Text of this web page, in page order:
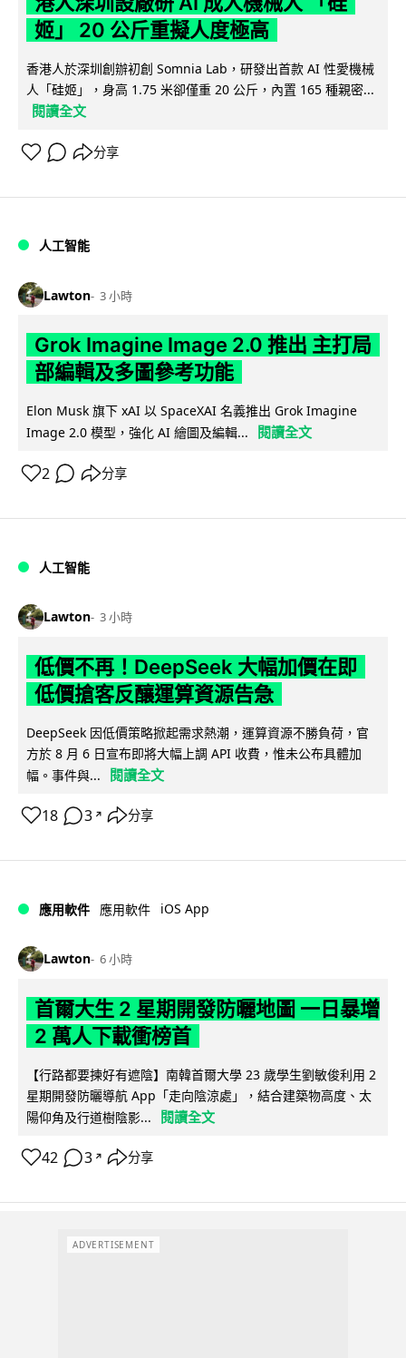
姬」 20 公斤重擬人度極高
香港人於深圳創辦初創 Somnia Lab，研發出首款 AI 性愛機械
人「硅姬」，身高 1.75 米卻僅重 20 公斤，內置 165 種親密...
閱讀全文
分享
人工智能
Lawton 3 小時
Grok Imagine Image 2.0 推出 主打局
部編輯及多圖參考功能
Elon Musk 旗下 xAI 以 SpaceXAI 名義推出 Grok Imagine
Image 2.0 模型，強化 AI 繪圖及編輯...
閱讀全文
2 分享
人工智能
Lawton 3 小時
低價不再！DeepSeek 大幅加價在即
低價搶客反釀運算資源告急
DeepSeek 因低價策略掀起需求熱潮，運算資源不勝負荷，官
方於 8 月 6 日宣布即將大幅上調 API 收費，惟未公布具體加
幅。事件與...
閱讀全文
18 3 ↗ 分享
應用軟件 應用軟件 iOS App
Lawton 6 小時
首爾大生 2 星期開發防曬地圖 一日暴增
2 萬人下載衝榜首
【行路都要揀好有遮陰】南韓首爾大學 23 歲學生劉敏俊利用 2
星期開發防曬導航 App「走向陰涼處」，結合建築物高度、太
陽仰角及行道樹陰影...
閱讀全文
42 3 ↗ 分享
ADVERTISEMENT